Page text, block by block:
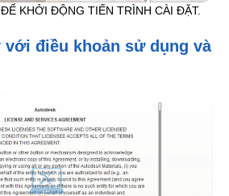
KHỞI ĐỘNG TIẾN TRÌNH CÀI ĐẶT.
điều khoản sử dụng và